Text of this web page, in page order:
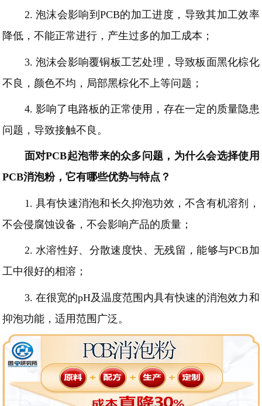
2.泡沫会影响到PCB的加工进度，导致其加工效率
降低，不能正常进行，产生过多的加工成本；
3.泡沫会影响覆铜板工艺处理 ，导致板面黑化棕化
不良，颜色不均，局部黑棕化不上等问题；
4.影响了电路板的正常使用，存在一定的质量隐患
问题，导致接触不良。
面对PCB起泡带来的众多问题，为什么会选择使用
PCB消泡粉，它有哪些优势与特点？
1.具有快速消泡和长久抑泡功效，不含有机溶剂，
不会侵腐蚀设备，不会影响产品的质量；
2.水溶性好、 分散速度快、无残留 ，能够与PCB加
工中很好的相溶；
3. 在很宽的pH及温度范围内具有快速的消泡效力和
抑泡功能 ，适用范围广泛。